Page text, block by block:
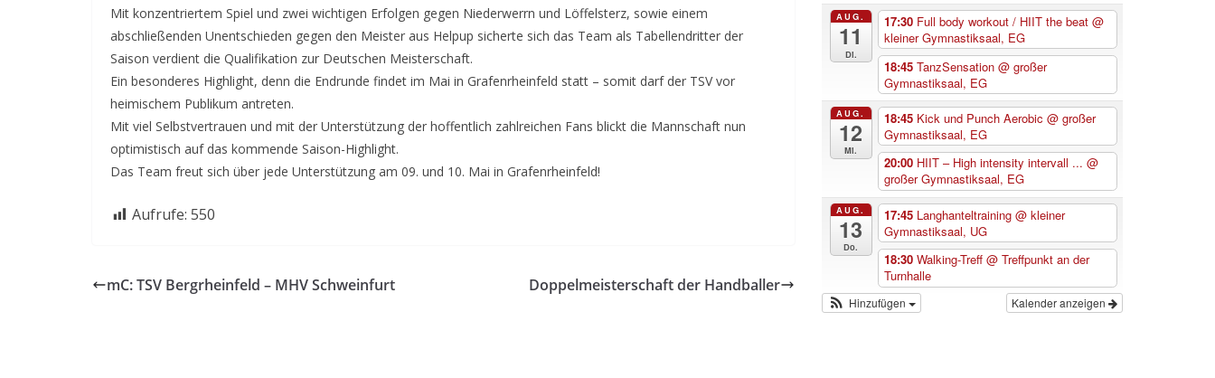
Mit konzentriertem Spiel und zwei wichtigen Erfolgen gegen Niederwerrn und Löffelsterz, sowie einem
abschließenden Unentschieden gegen den Meister aus Helpup sicherte sich das Team als Tabellendritter der
Saison verdient die Qualifikation zur Deutschen Meisterschaft.
Ein besonderes Highlight, denn die Endrunde findet im Mai in Grafenrheinfeld statt – somit darf der TSV vor
heimischem Publikum antreten.
Mit viel Selbstvertrauen und mit der Unterstützung der hoffentlich zahlreichen Fans blickt die Mannschaft nun
optimistisch auf das kommende Saison-Highlight.
Das Team freut sich über jede Unterstützung am 09. und 10. Mai in Grafenrheinfeld!
Aufrufe: 550
mC: TSV Bergrheinfeld – MHV Schweinfurt Doppelmeisterschaft der Handballer
AUG.
11
Di.
17:30 Full body workout / HIIT the beat @
kleiner Gymnastiksaal, EG
18:45 TanzSensation @ großer
Gymnastiksaal, EG
AUG.
12
Mi.
18:45 Kick und Punch Aerobic @ großer
Gymnastiksaal, EG
20:00 HIIT – High intensity intervall ... @
großer Gymnastiksaal, EG
AUG.
13
Do.
17:45 Langhanteltraining @ kleiner
Gymnastiksaal, UG
18:30 Walking-Treff @ Treffpunkt an der
Turnhalle
Kalender anzeigen
Hinzufügen